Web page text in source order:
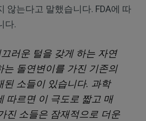
않는다고 말했습니다. FDA에 따
다.
러운 털을 갖게 하는 자연
는 돌연변이를 가진 기존의
된 소들이 있습니다. 과학
따르면 이 극도로 짧고 매
진 소들은 잠재적으로 더운